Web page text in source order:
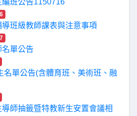
班公告1150716
班級教師課表與注意事項
單公告
名單公告(含體育班、美術班、融
師抽籤暨特教新生安置會議相